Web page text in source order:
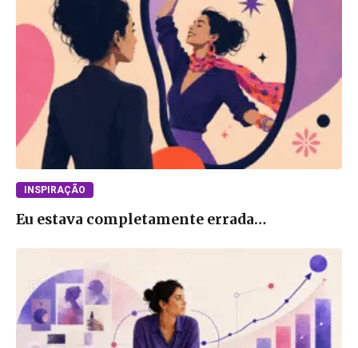
INSPIRAÇÃO
Eu estava completamente errada…